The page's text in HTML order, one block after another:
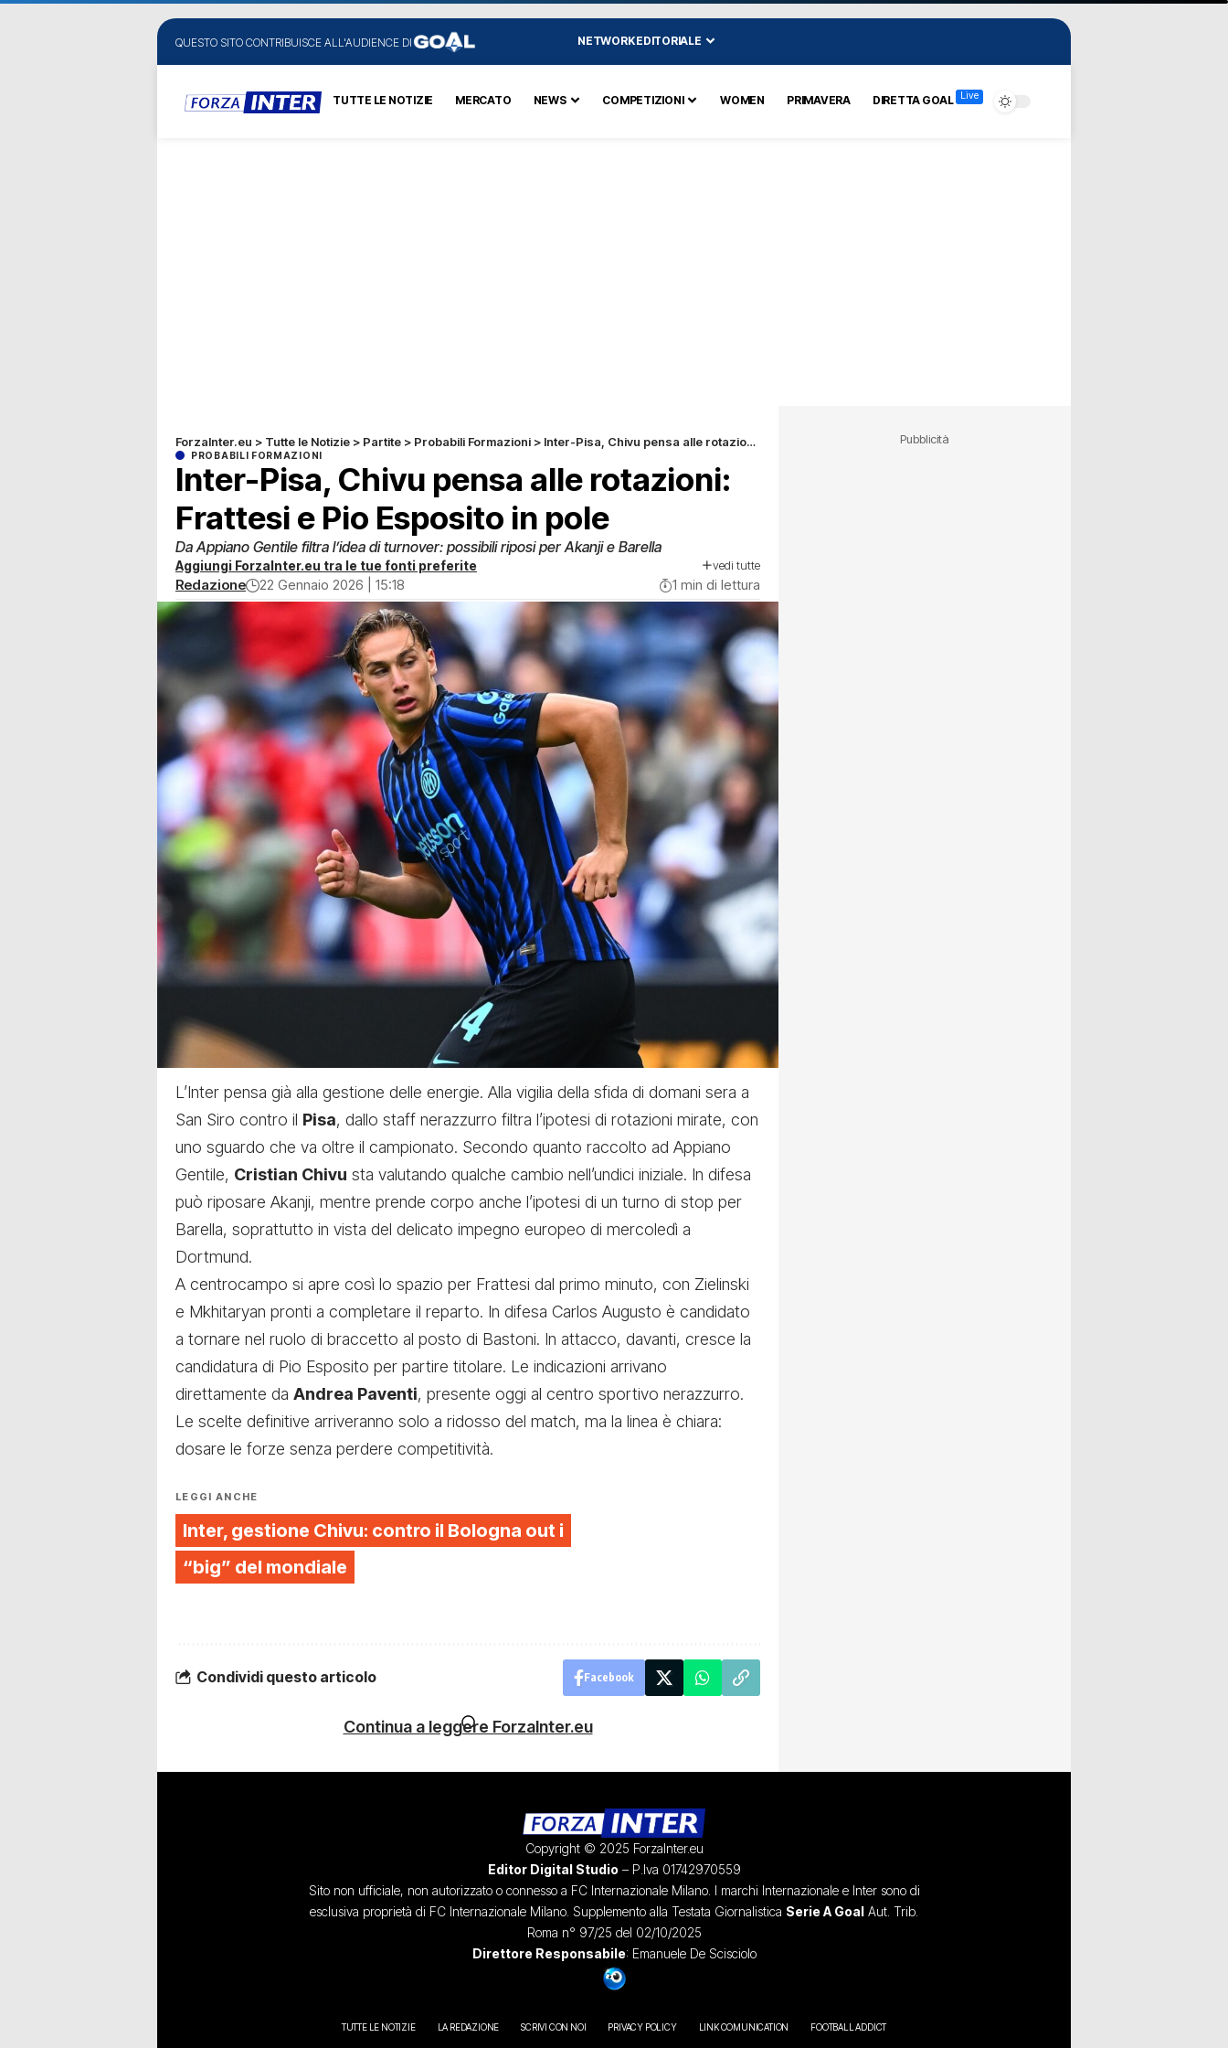
QUESTO SITO CONTRIBUISCE ALL'AUDIENCE DI NETWORK EDITORIALE
TUTTE LE NOTIZIE MERCATO NEWS COMPETIZIONI WOMEN PRIMAVERA DIRETTA GOAL Live
ForzaInter.eu > Tutte le Notizie > Partite > Probabili Formazioni > Inter-Pisa, Chivu pensa alle rotazioni: Frattesi e Pio Esposito in pole
PROBABILI FORMAZIONI
Inter-Pisa, Chivu pensa alle rotazioni:
Frattesi e Pio Esposito in pole
Da Appiano Gentile filtra l’idea di turnover: possibili riposi per Akanji e Barella
Aggiungi ForzaInter.eu tra le tue fonti preferite vedi tutte
Redazione 22 Gennaio 2026 | 15:18 1 min di lettura
L’Inter pensa già alla gestione delle energie. Alla vigilia della sfida di domani sera a
San Siro contro il Pisa, dallo staff nerazzurro filtra l’ipotesi di rotazioni mirate, con
uno sguardo che va oltre il campionato. Secondo quanto raccolto ad Appiano
Gentile, Cristian Chivu sta valutando qualche cambio nell’undici iniziale. In difesa
può riposare Akanji, mentre prende corpo anche l’ipotesi di un turno di stop per
Barella, soprattutto in vista del delicato impegno europeo di mercoledì a
Dortmund.
A centrocampo si apre così lo spazio per Frattesi dal primo minuto, con Zielinski
e Mkhitaryan pronti a completare il reparto. In difesa Carlos Augusto è candidato
a tornare nel ruolo di braccetto al posto di Bastoni. In attacco, davanti, cresce la
candidatura di Pio Esposito per partire titolare. Le indicazioni arrivano
direttamente da Andrea Paventi, presente oggi al centro sportivo nerazzurro.
Le scelte definitive arriveranno solo a ridosso del match, ma la linea è chiara:
dosare le forze senza perdere competitività.
LEGGI ANCHE
Inter, gestione Chivu: contro il Bologna out i
“big” del mondiale
Condividi questo articolo Facebook
Continua a leggere ForzaInter.eu
Pubblicità
Copyright © 2025 ForzaInter.eu
Editor Digital Studio – P.Iva 01742970559
Sito non ufficiale, non autorizzato o connesso a FC Internazionale Milano. I marchi Internazionale e Inter sono di
esclusiva proprietà di FC Internazionale Milano. Supplemento alla Testata Giornalistica Serie A Goal Aut. Trib.
Roma n° 97/25 del 02/10/2025
Direttore Responsabile: Emanuele De Scisciolo
TUTTE LE NOTIZIE LA REDAZIONE SCRIVI CON NOI PRIVACY POLICY LINK COMUNICATION FOOTBALL ADDICT